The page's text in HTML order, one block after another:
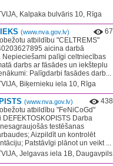
Kalpaka bulvāris 10, Rīga
(www.nva.gov.lv)
67
atbildību "CELTREMS"
aicina darbā
Nepieciešami palīgi celtniecības
darbs ar fāsādes un iekšteplu
Palīgdarbi fasādes darb...
Biķernieku iela 10, Rīga
(www.nva.gov.lv)
438
atbildību "FeNiCoGd"
​Darba
testēšanas
Aizpildīt un kontrolēt
Patstāvīgi plānot un veikt ...
Jelgavas iela 1B, Daugavpils